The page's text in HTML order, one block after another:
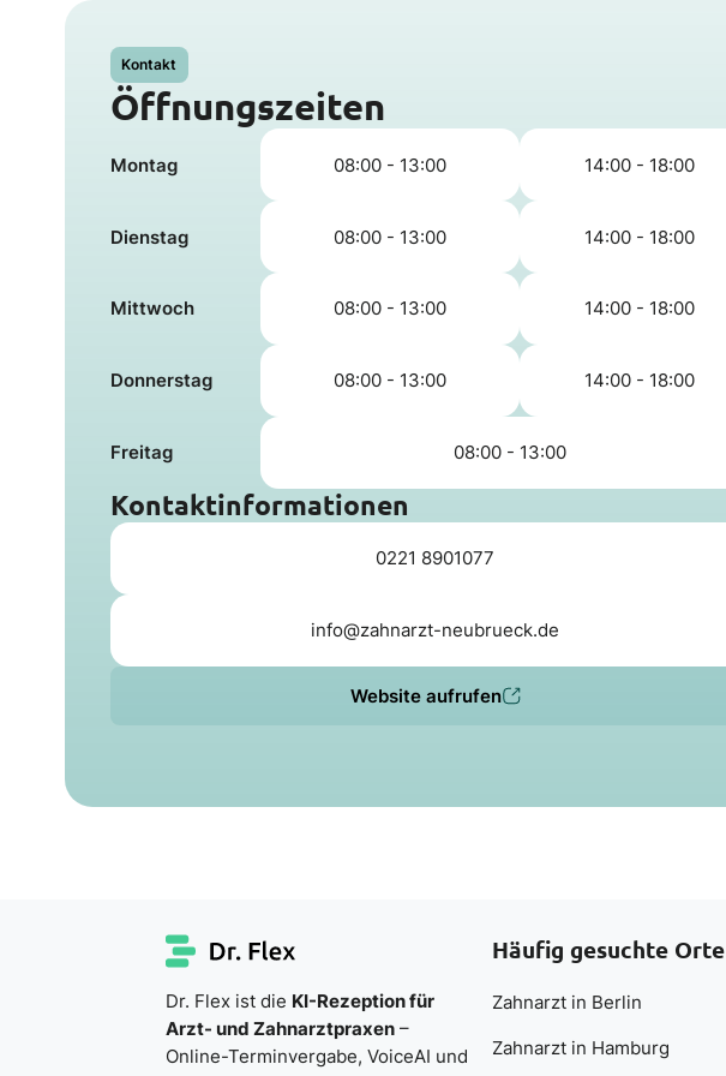
Kontakt
Öffnungszeiten
Montag 08:00 - 13:00 14:00 - 18:00
Dienstag 08:00 - 13:00 14:00 - 18:00
Mittwoch 08:00 - 13:00 14:00 - 18:00
Donnerstag 08:00 - 13:00 14:00 - 18:00
Freitag 08:00 - 13:00
Kontaktinformationen
0221 8901077
info@zahnarzt-neubrueck.de
Website aufrufen
Dr. Flex ist die KI-Rezeption für
Arzt- und Zahnarztpraxen–
Online-Terminvergabe, VoiceAI und
Häufig gesuchte Orte
Zahnarzt in Berlin
Zahnarzt in Hamburg